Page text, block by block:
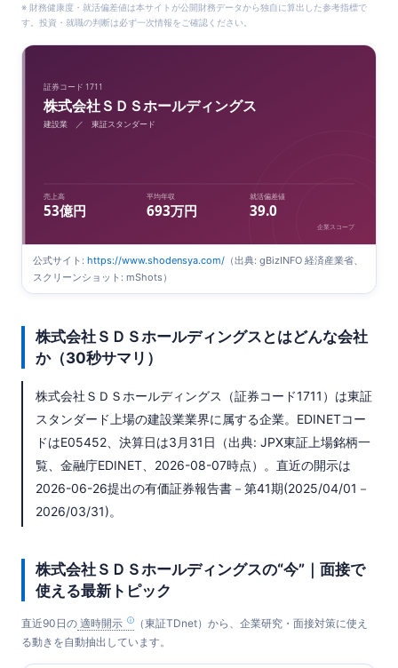
※ 財務健康度・就活偏差値は本サイトが公開財務データから独自に算出した参考指標で
す。投資・就職の判断は必ず一次情報をご確認ください。
証券コード 1711
株式会社ＳＤＳホールディングス
建設業 ／ 東証スタンダード
売上高
53億円
平均年収
693万円
就活偏差値
39.0
企業スコープ
公式サイト: https://www.shodensya.com/ （出典: gBizINFO 経済産業省、
スクリーンショット: mShots）
株式会社ＳＤＳホールディングスとはどんな会社
か（30秒サマリ）
株式会社ＳＤＳホールディングス（証券コード1711）は東証
スタンダード上場の建設業業界に属する企業。EDINETコー
ドはE05452、決算日は3月31日（出典: JPX東証上場銘柄一
覧、金融庁EDINET、2026-08-07時点）。直近の開示は
2026-06-26提出の有価証券報告書－第41期(2025/04/01－
2026/03/31)。
株式会社ＳＤＳホールディングスの“今”｜面接で
使える最新トピック
直近90日の 適時開示
（東証TDnet）から、企業研究・面接対策に使え
る動きを自動抽出しています。